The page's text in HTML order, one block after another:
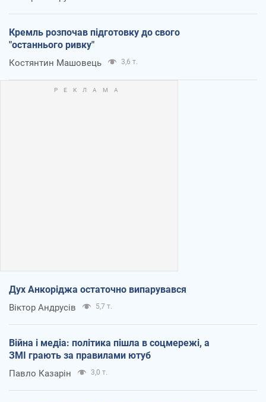
Кремль розпочав підготовку до свого
"останнього ривку"
Костянтин Машовець 3,6 т.
Дух Анкоріджа остаточно випарувався
Віктор Андрусів 5,7 т.
Війна і медіа: політика пішла в соцмережі, а
ЗМІ грають за правилами ютуб
Павло Казарін 3,0 т.